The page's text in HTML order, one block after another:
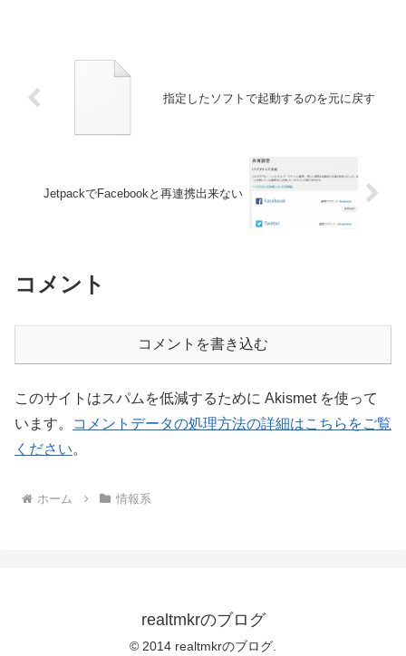
指定したソフトで起動するのを元に戻す
JetpackでFacebookと再連携出来ない
コメント
コメントを書き込む
このサイトはスパムを低減するために Akismet を使って
います。
コメントデータの処理方法の詳細はこちらをご覧
ください。
ホーム 情報系
realtmkrのブログ
© 2014 realtmkrのブログ.